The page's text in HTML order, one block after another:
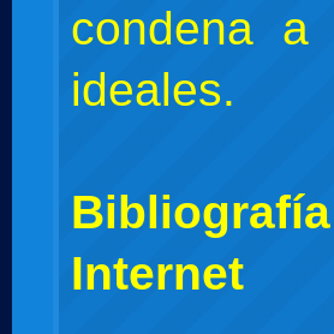
condena
ideales.
Internet